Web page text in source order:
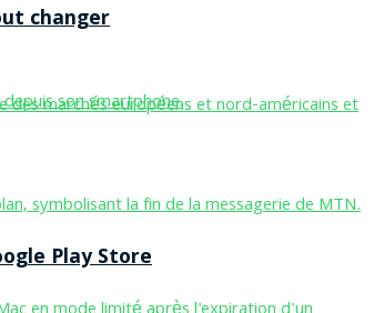
changer
Play Store